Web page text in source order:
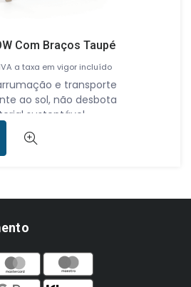
Com Braços Taupé
O
€1,955.70.
IVA a taxa em vigor incluído
e transporte
ao sol, não desbota
sustentável
reforçado
— para mais